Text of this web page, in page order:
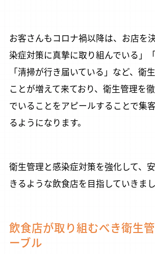
お客さんもコロナ禍以降は、お店を
染症対策に真摯に取り組んでいる」
「清掃が行き届いている」など、衛
ことが増えて来ており、衛生管理を
でいることをアピールすることで集
るようになります。
衛生管理と感染症対策を強化して、
きるような飲食店を目指していきまし
飲食店が取り組むべき衛生
ーブル